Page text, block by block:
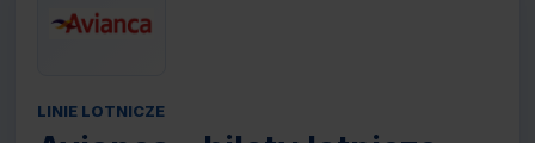
LINIE LOTNICZE